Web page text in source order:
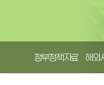
정부정책자료 해외